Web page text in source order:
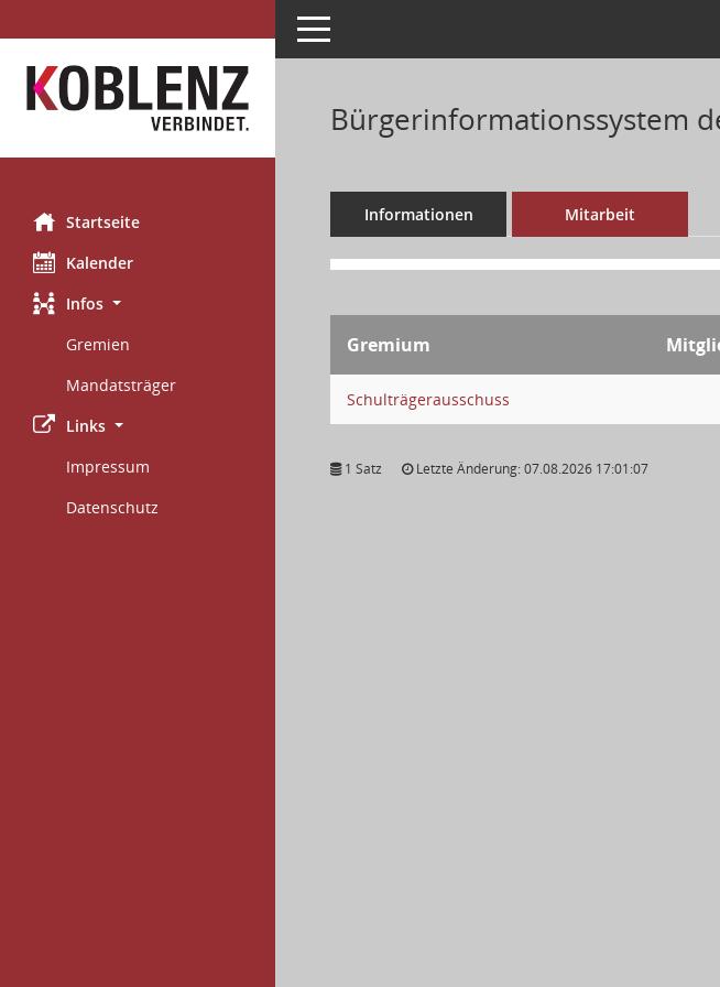
Startseite
Kalender
Infos
Gremien
Mandatsträger
Links
Impressum
Datenschutz
Toggle navigation
Bürgerinformationssystem
Informationen Mitarbeit
Gremium
Schulträgerausschuss
1 Satz Letzte Änderung: 07.08.2026 17:01:07